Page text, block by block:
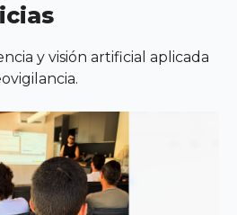
y visión artificial aplicada